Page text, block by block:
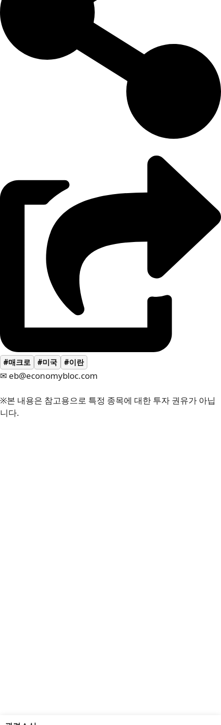
#매크로 #미국 #이란
✉ eb@economybloc.com
※본 내용은 참고용으로 특정 종목에 대한 투자 권유가 아닙
니다.